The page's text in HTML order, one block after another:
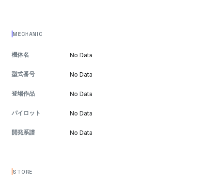
MECHANIC
機体名 No Data
型式番号 No Data
登場作品 No Data
パイロット No Data
開発系譜 No Data
STORE